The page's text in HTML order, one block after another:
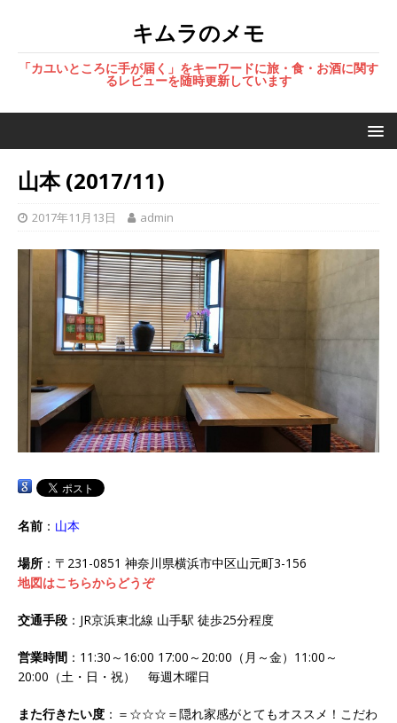
キムラのメモ
「カユいところに手が届く」をキーワードに旅・食・お酒に関す
るレビューを随時更新しています
山本 (2017/11)
2017年11月13日 admin
名前 ： 山本
場所 ：〒231-0851 神奈川県横浜市中区山元町3-156
地図はこちらからどうぞ
交通手段 ：JR京浜東北線 山手駅 徒歩25分程度
営業時間 ：11:30～16:00 17:00～20:00（月～金）11:00～
20:00（土・日・祝） 毎週木曜日
また行きたい度 ：＝☆☆☆＝隠れ家感がとてもオススメ！こだわ